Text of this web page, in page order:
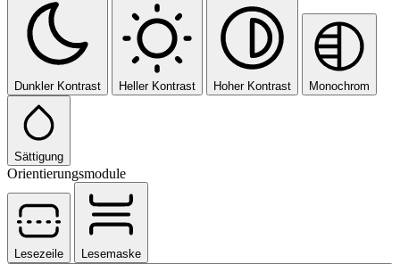
Dunkler Kontrast Heller Kontrast Hoher Kontrast Monochrom
Sättigung
Orientierungsmodule
Lesezeile
Lesemaske